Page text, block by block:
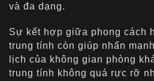
và đa dạng.
Sự kết hợp giữa phong cách
trung tính còn giúp nhấn
lịch của không gian phòng
trung tính không quá rực rỡ